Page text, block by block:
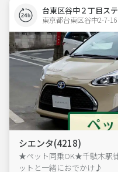
台東区谷中２丁目ス
東京都台東区谷中2-7-16
シエンタ(4218)
★ペット同乗OK★千駄木駅
ットと一緒におでかけ♪